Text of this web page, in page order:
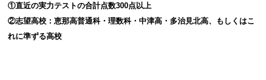
①直近の実力テストの合計点数300点以上
②志望高校：恵那高普通科・理数科・中津高・多治見北高、
もしくはこ
れに準ずる高校